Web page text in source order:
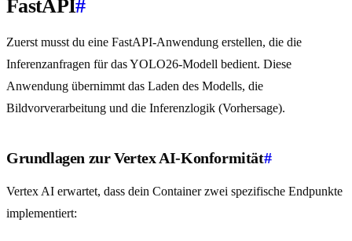
FastAPI#
Zuerst musst du eine FastAPI-Anwendung erstellen, die die
Inferenzanfragen für das YOLO26-Modell bedient. Diese
Anwendung übernimmt das Laden des Modells, die
Bildvorverarbeitung und die Inferenzlogik (Vorhersage).
Grundlagen zur Vertex AI-Konformität#
Vertex AI erwartet, dass dein Container zwei spezifische Endpunkte
implementiert: